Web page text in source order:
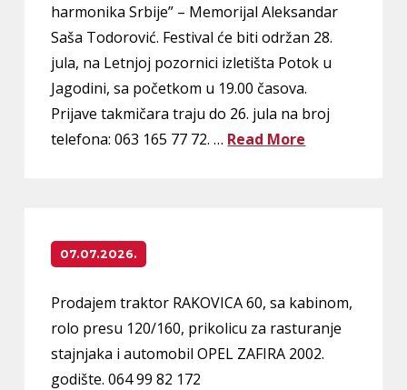
harmonika Srbije” – Memorijal Aleksandar
Saša Todorović. Festival će biti održan 28.
jula, na Letnjoj pozornici izletišta Potok u
Jagodini, sa početkom u 19.00 časova.
Prijave takmičara traju do 26. jula na broj
telefona: 063 165 77 72. … Read More
07.07.2026.
Prodajem traktor RAKOVICA 60, sa kabinom,
rolo presu 120/160, prikolicu za rasturanje
stajnjaka i automobil OPEL ZAFIRA 2002.
godište. 064 99 82 172